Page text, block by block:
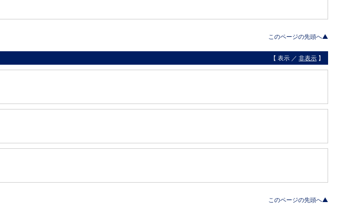
このページの先頭へ▲
【 表示 ／ 非表示 】
このページの先頭へ▲